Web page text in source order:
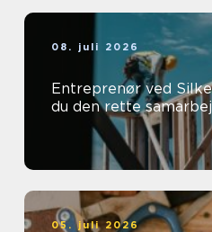
08. juli 2026
Entreprenør ved
du den rette
05. juli 2026